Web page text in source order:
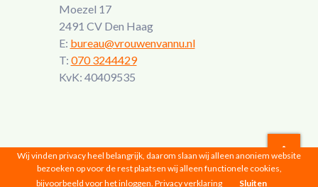
Moezel 17
2491 CV Den Haag
E: bureau@vrouwenvannu.nl
T: 070 3244429
KvK: 40409535
Vrouwen van Nu © 2026 |Privacyverklaring
Wij vinden privacy heel belangrijk, daarom slaan wij alleen anoniem website
bezoeken op voor de rest plaatsen wij alleen functionele cookies,
bijvoorbeeld voor het inloggen. Privacy verklaring Sluiten